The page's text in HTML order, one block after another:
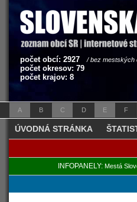
počet obcí: 2927 / bez mestských
počet okresov: 79
počet krajov: 8
A B C D E F
ÚVODNÁ STRÁNKA
INFOPANELY: Mestá